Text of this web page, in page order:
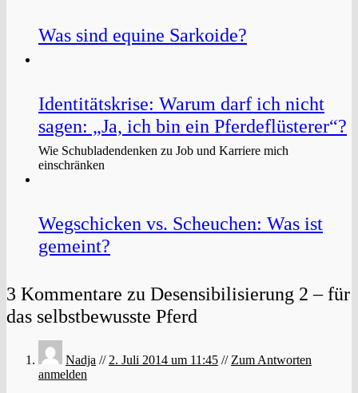
Was sind equine Sarkoide?
Identitätskrise: Warum darf ich nicht
sagen: „Ja, ich bin ein Pferdeflüsterer“?
Wie Schubladendenken zu Job und Karriere mich
einschränken
Wegschicken vs. Scheuchen: Was ist
gemeint?
3 Kommentare zu Desensibilisierung 2 – für
das selbstbewusste Pferd
Nadja // 2. Juli 2014 um 11:45 // Zum Antworten
anmelden